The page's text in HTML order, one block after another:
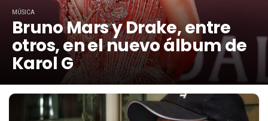
MÚSICA
Bruno Mars y Drake, entre
otros, en el nuevo álbum de
Karol G